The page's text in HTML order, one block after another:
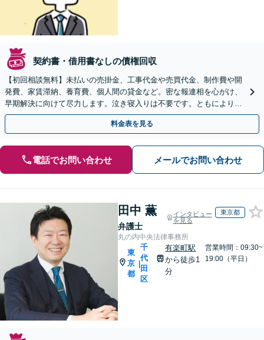
契約書・借用書なしの債権回収
【初回相談無料】未払いの売掛金、工事代金や売買代金、制作費や開
発費、家賃滞納、養育費、個人間の貸金など。密な報連相を心がけ、
早期解決に向けて尽力します。泣き寝入りは不要です。ともにより良
い解決方法を模索しましょう【せんげん台駅5分】
料金表を見る
電話でお問い合わせ メールでお問い合わせ
田中 薫
弁護士
インタビュー
を見る
東京都
丸の内中央法律事務所
東
京
都
|
千
代
田
区
有楽町駅
から徒歩1
分
営業時間：09:30~
19:00（平日）